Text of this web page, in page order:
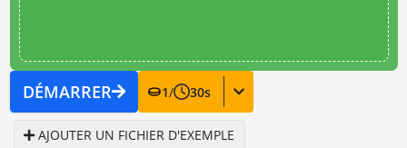
DÉMARRER 1/ 30s
AJOUTER UN FICHIER D'EXEMPLE